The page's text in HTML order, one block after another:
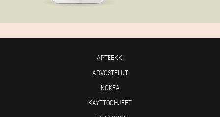
APTEEKKI
ARVOSTELUT
KOKEA
KÄYTTÖOHJEET